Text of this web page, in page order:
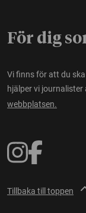
För dig
Vi finns för att du
hjälper vi
webbplatsen.
Tillbaka till toppen